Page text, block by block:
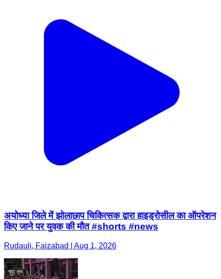
अयोध्या जिले में झोलाछाप चिकित्सक द्वारा हाइड्रोसील का ऑपरेशन
किए जाने पर युवक की मौत #shorts #news
Rudauli, Faizabad | Aug 1, 2026